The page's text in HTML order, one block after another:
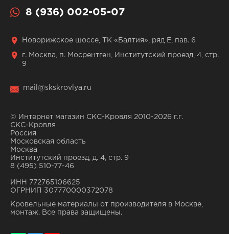
8 (936) 002-05-07
Новорижское шоссе, ТК «Балтия», ряд Е, пав. 6
г. Москва, п. Мосрентген, Институтский проезд, 4, стр.
9
mail@skskrovlya.ru
© Интернет магазин СКС-Кровля 2010-2026 г.г.
СКС-Кровля
Россия
Московская область
Москва
Институтский проезд, д. 4, стр. 9
8 (495) 510-77-46
ИНН 772765106625
ОГРНИП 307770000372078
Кровельные материалы от производителя в Москве,
монтаж. Все права защищены.